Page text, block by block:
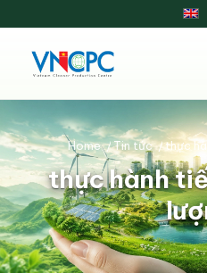
thực hành
Home /Tin tức /thực